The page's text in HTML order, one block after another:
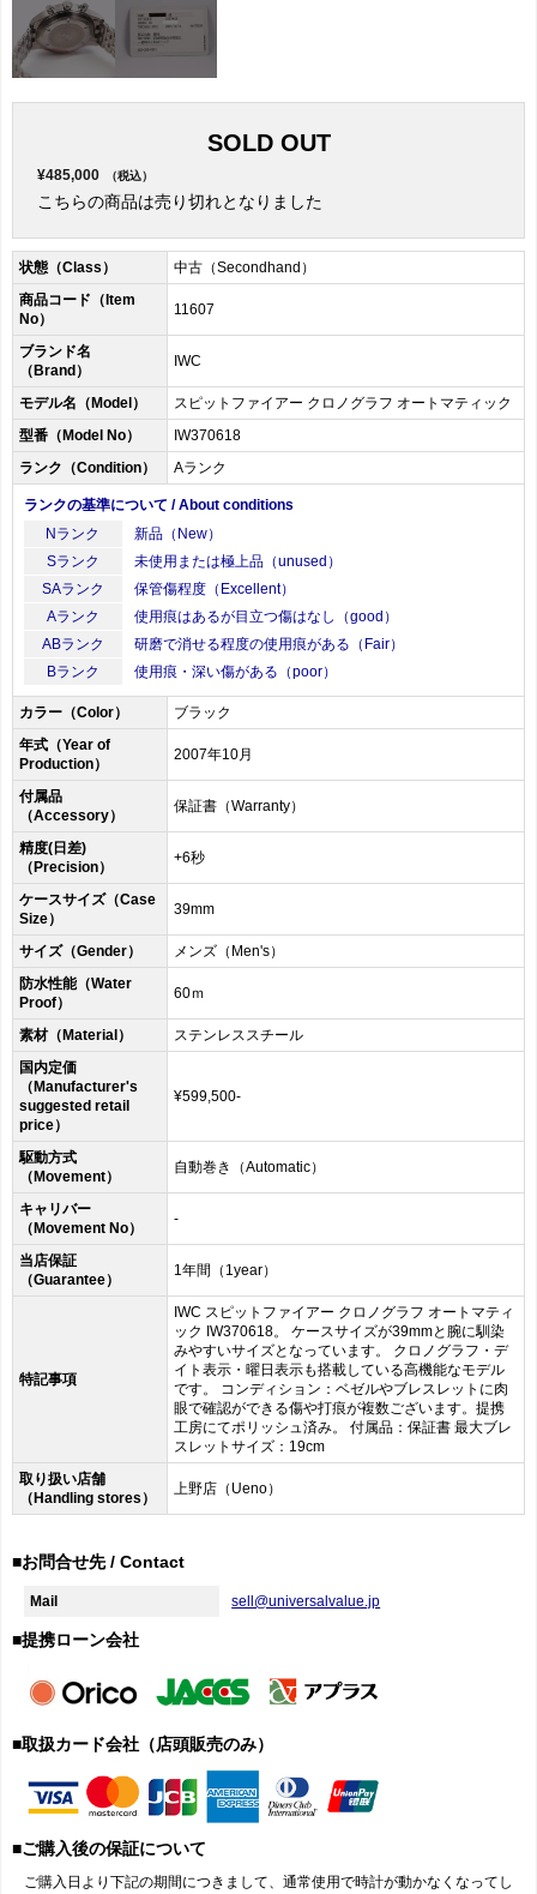
SOLD OUT
¥485,000 （税込）
こちらの商品は売り切れとなりました
状態（Class）
中古（Secondhand）
商品コード（Item
No）
11607
ブランド名
（Brand）
IWC
モデル名（Model）
スピットファイアー クロノグラフ オートマティック
型番（Model No）
IW370618
ランク（Condition）
Aランク
ランクの基準について / About conditions
Nランク
新品（New）
Sランク
未使用または極上品（unused）
SAランク
保管傷程度（Excellent）
Aランク
使用痕はあるが目立つ傷はなし（good）
ABランク
研磨で消せる程度の使用痕がある（Fair）
Bランク
使用痕・深い傷がある（poor）
カラー（Color）
ブラック
年式（Year of
Production）
2007年10月
付属品
（Accessory）
保証書（Warranty）
精度(日差)
（Precision）
+6秒
ケースサイズ（Case
Size）
39mm
サイズ（Gender）
メンズ（Men's）
防水性能（Water
Proof）
60ｍ
素材（Material）
ステンレススチール
国内定価
（Manufacturer's
suggested retail
price）
¥599,500-
駆動方式
（Movement）
自動巻き（Automatic）
キャリバー
（Movement No）
-
当店保証
（Guarantee）
1年間（1year）
特記事項
IWC スピットファイアー クロノグラフ オートマティ
ック IW370618。 ケースサイズが39mmと腕に馴染
みやすいサイズとなっています。 クロノグラフ・デ
イト表示・曜日表示も搭載している高機能なモデル
です。 コンディション：ベゼルやブレスレットに肉
眼で確認ができる傷や打痕が複数ございます。提携
工房にてポリッシュ済み。 付属品：保証書 最大ブレ
スレットサイズ：19cm
取り扱い店舗
（Handling stores）
上野店（Ueno）
■お問合せ先 / Contact
Mail sell@universalvalue.jp
■提携ローン会社
■取扱カード会社（店頭販売のみ）
■ご購入後の保証について
ご購入日より下記の期間につきまして、通常使用で時計が動かなくなってし